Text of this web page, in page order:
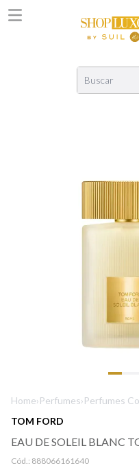
Buscar
Home›Perfumes›Perfumes
TOM FORD
EAU DE SOLEIL BLANC
Cód.: 888066161640
5º
lancôme
boss